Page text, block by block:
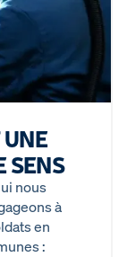
SENS
nous
à
en
: